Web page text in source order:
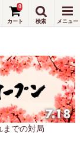
までの対局
0